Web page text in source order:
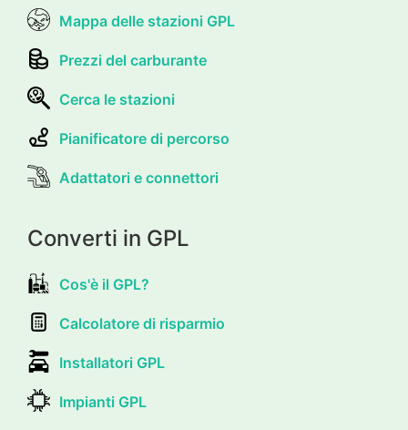
Mappa delle stazioni GPL
Prezzi del carburante
Cerca le stazioni
Pianificatore di percorso
Adattatori e connettori
Converti in GPL
Cos'è il GPL?
Calcolatore di risparmio
Installatori GPL
Impianti GPL